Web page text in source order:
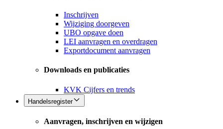
Inschrijven
Wijziging doorgeven
UBO opgave doen
LEI aanvragen en overdragen
Exportdocument aanvragen
Downloads en publicaties
KVK Cijfers en trends
Handelsregister
Aanvragen, inschrijven en wijzigen